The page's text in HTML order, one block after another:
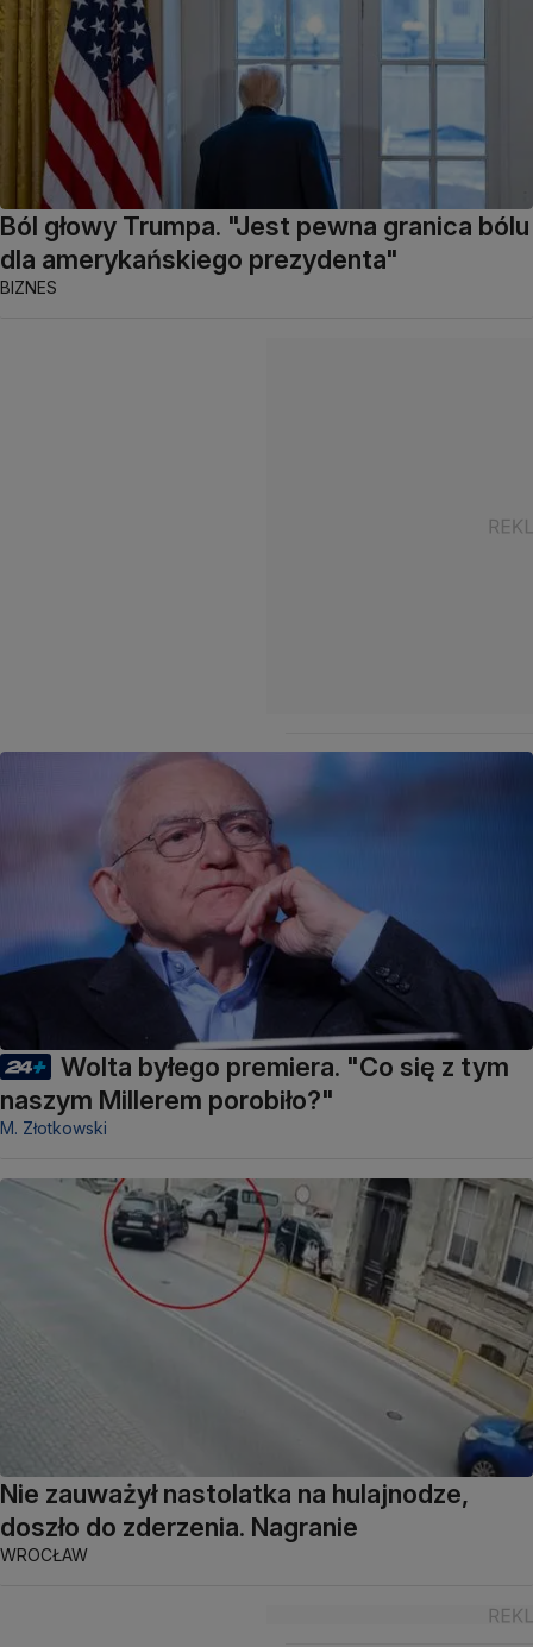
Ból głowy Trumpa. "Jest pewna granica bólu
dla amerykańskiego prezydenta"
BIZNES
Wolta byłego premiera. "Co się z tym
naszym Millerem porobiło?"
M. Złotkowski
Nie zauważył nastolatka na hulajnodze,
doszło do zderzenia. Nagranie
WROCŁAW